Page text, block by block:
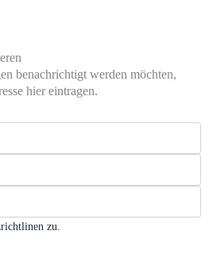
benachrichtigt werden möchten,
hier eintragen.
zu.